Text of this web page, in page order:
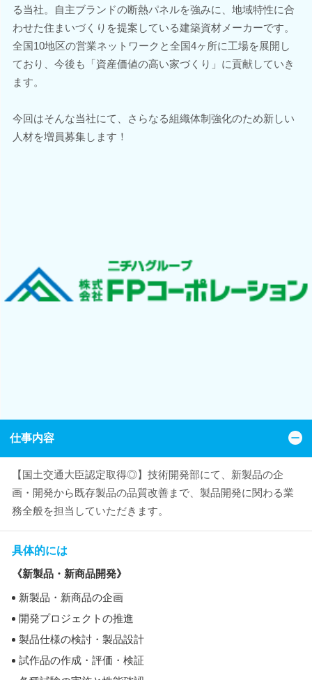
る当社。自主ブランドの断熱パネルを強みに、地域特性に合
わせた住まいづくりを提案している建築資材メーカーです。
全国10地区の営業ネットワークと全国4ヶ所に工場を展開し
ており、今後も「資産価値の高い家づくり」に貢献していき
ます。
今回はそんな当社にて、さらなる組織体制強化のため新しい
人材を増員募集します！
仕事内容
【国土交通大臣認定取得◎】技術開発部にて、新製品の企
画・開発から既存製品の品質改善まで、製品開発に関わる業
務全般を担当していただきます。
具体的には
《新製品・新商品開発》
新製品・新商品の企画
開発プロジェクトの推進
製品仕様の検討・製品設計
試作品の作成・評価・検証